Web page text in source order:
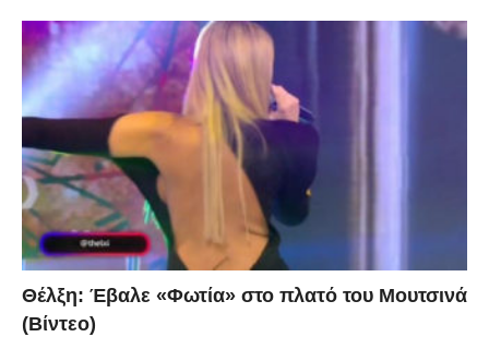
Θέλξη: Έβαλε «Φωτία» στο πλατό του Μουτσινά
(Βίντεο)